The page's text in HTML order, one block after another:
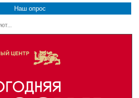
Наш опрос